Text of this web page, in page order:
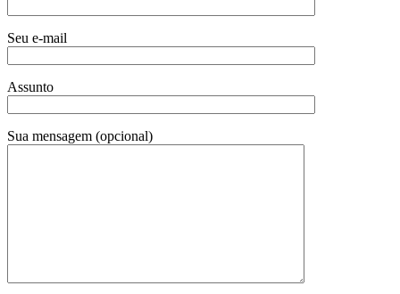
Seu e-mail
Assunto
Sua mensagem (opcional)